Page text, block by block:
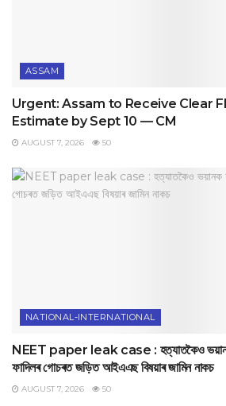
ASSAM
Urgent: Assam to Receive Clear
Estimate by Sept 10 — CM
AUGUST 7, 2026 50
NATIONAL-INTERNATIONAL
NEET paper leak case : হত্যাতকৈও
ফাদিলৰ গোচৰত জড়িত আইএএছ বিষয়াৰ জামিন নাকচ
AUGUST 7, 2026 50